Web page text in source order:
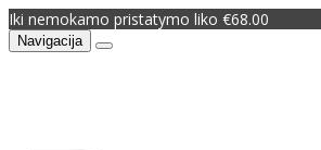
Iki nemokamo pristatymo liko €68.00
Navigacija